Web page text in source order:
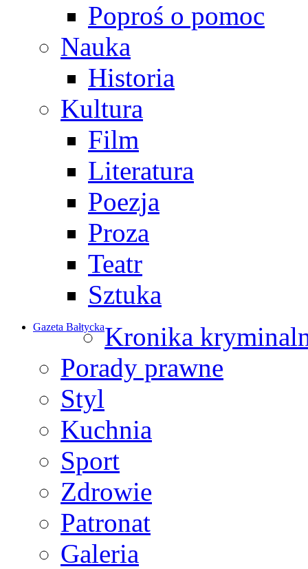
Poproś o pomoc
Nauka
Historia
Kultura
Film
Literatura
Poezja
Proza
Teatr
Sztuka
Gazeta BałtyckaKronika
Porady prawne
Styl
Kuchnia
Sport
Zdrowie
Patronat
Galeria